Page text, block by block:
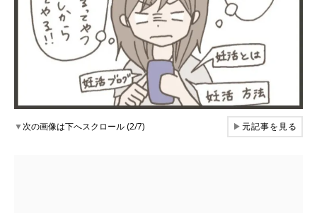
▼次の画像は下へスクロール (2/7) ▶元記事を見る